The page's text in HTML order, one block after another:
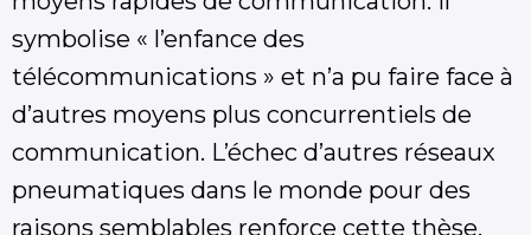
symbolise « l’enfance des
télécommunications » et n’a pu faire face à
d’autres moyens plus concurrentiels de
communication. L’échec d’autres réseaux
pneumatiques dans le monde pour des
raisons semblables renforce cette thèse.